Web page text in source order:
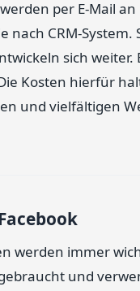
per E-Mail
nach CRM-
sich
Kosten hierfür
und vielfältigen
werden immer
und